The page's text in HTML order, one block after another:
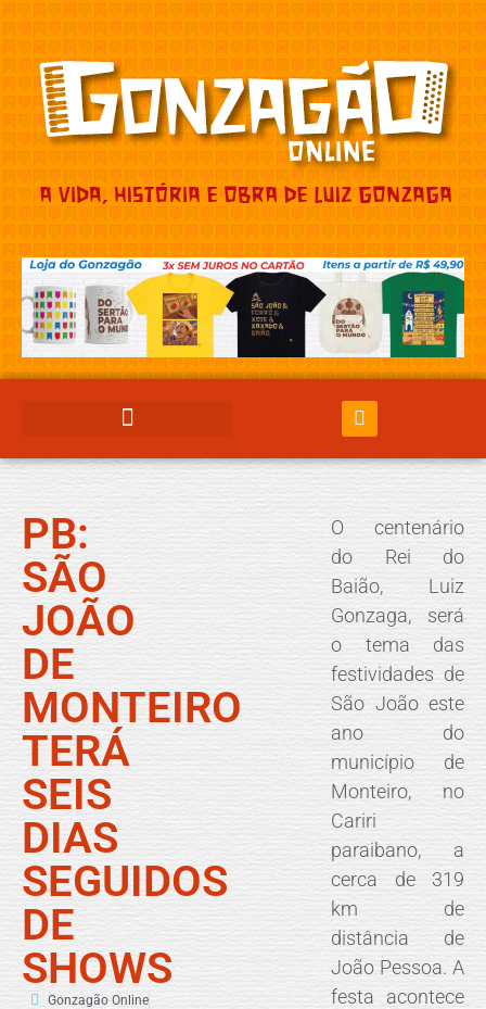
PB:
SÃO
JOÃO
DE
MONTEIRO
TERÁ
SEIS
DIAS
SEGUIDOS
DE
SHOWS
Gonzagão Online
O centenário
do Rei do
Baião, Luiz
Gonzaga, será
o tema das
festividades de
São João este
ano do
município de
Monteiro, no
Cariri
paraibano, a
cerca de 319
km de
distância de
João Pessoa. A
festa acontece